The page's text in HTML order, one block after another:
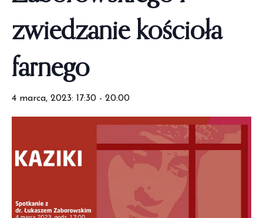
zwiedzanie kościoła
farnego
4 marca, 2023: 17:30 - 20:00